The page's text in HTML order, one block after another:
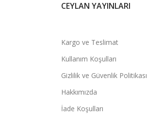
CEYLAN YAYINLARI
Kargo ve Teslimat
Kullanım Koşulları
Gizlilik ve Güvenlik Politikası
Hakkımızda
İade Koşulları